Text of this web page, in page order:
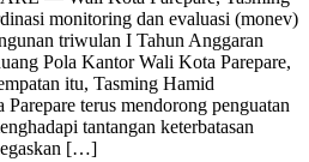
monitoring dan evaluasi (monev)
triwulan I Tahun Anggaran
Pola Kantor Wali Kota Parepare,
itu, Tasming Hamid
terus mendorong penguatan
tantangan keterbatasan
[…]